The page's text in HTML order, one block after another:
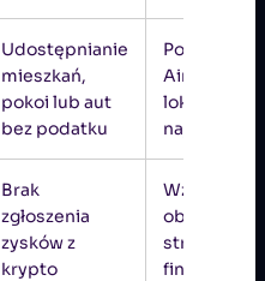
Udostępnianie
mieszkań,
pokoi lub aut
bez podatku
Popularne
Airbnb i
lokalnych
najmach
Brak
zgłoszenia
zysków z
krypto
Wzrostowy
obszar
strefy
finansowej